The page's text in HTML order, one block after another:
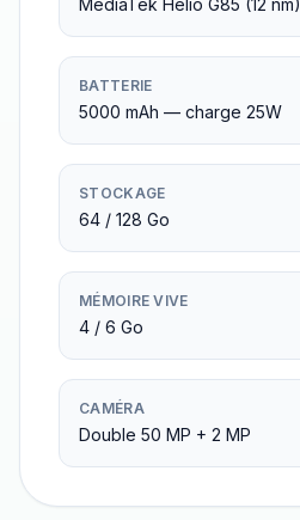
MediaTek Helio G85 (12 nm)
BATTERIE
5000 mAh — charge 25W
STOCKAGE
64 / 128 Go
MÉMOIRE VIVE
4 / 6 Go
CAMÉRA
Double 50 MP + 2 MP